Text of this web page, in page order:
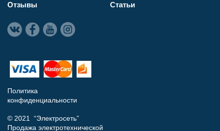
Отзывы
Статьи
Политика
конфиденциальности
© 2021 “Электросеть”
Продажа электротехнической